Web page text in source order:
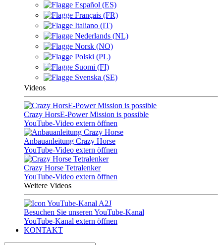
Español (ES)
Français (FR)
Italiano (IT)
Nederlands (NL)
Norsk (NO)
Polski (PL)
Suomi (FI)
Svenska (SE)
Videos
Crazy HorsE-Power Mission is possible
YouTube-Video extern öffnen
Anbauanleitung Crazy Horse
YouTube-Video extern öffnen
Crazy Horse Tetralenker
YouTube-Video extern öffnen
Weitere Videos
Besuchen Sie unseren YouTube-Kanal
YouTube-Kanal extern öffnen
KONTAKT